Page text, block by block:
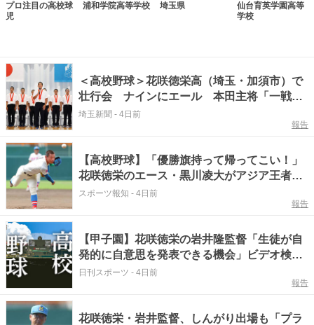
プロ注目の高校球
児
浦和学院高等学校 埼玉県
仙台育英学園高等
学校
＜高校野球＞花咲徳栄高（埼玉・加須市）で
壮行会 ナインにエール 本田主将「一戦一
勝で頑張る」
埼玉新聞 - 4日前
報告
【高校野球】「優勝旗持って帰ってこい！」
花咲徳栄のエース・黒川凌大がアジア王者の
母・琴美さんの言葉を胸にセンバツのリベン
スポーツ報知 - 4日前
報告
【甲子園】花咲徳栄の岩井隆監督「生徒が自
発的に自意思を発表できる機会」ビデオ検証
を歓迎
日刊スポーツ - 4日前
報告
花咲徳栄・岩井監督、しんがり出場も「プラ